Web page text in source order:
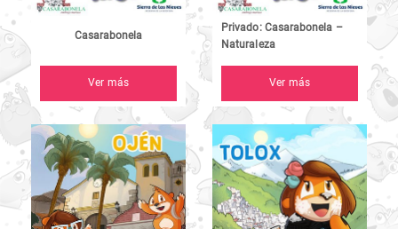
Casarabonela
Ver más
Privado: Casarabonela –
Naturaleza
Ver más